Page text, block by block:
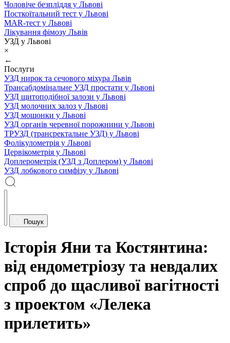
Чоловіче безпліддя у Львові
Посткоїтальний тест у Львові
MAR-тест у Львові
Лікування фімозу Львів
УЗД у Львові
×
←
Послуги
УЗД нирок та сечового міхура Львів
Трансабдомінальне УЗД простати у Львові
УЗД щитоподібної залози у Львові
УЗД молочних залоз у Львові
УЗД мошонки у Львові
УЗД органів черевної порожнини у Львові
ТРУЗД (трансректальне УЗД) у Львові
Фолікулометрія у Львові
Цервікометрія у Львові
Доплерометрія (УЗД з Доплером) у Львові
УЗД лобкового симфізу у Львові
Пошук
Історія Яни та Костянтина:
від ендометріозу та невдалих
спроб до щасливої вагітності
з проектом «Лелека
прилетить»